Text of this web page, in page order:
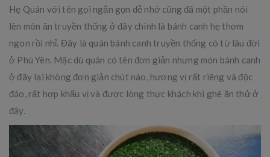
Hẹ Quán với tên gọi ngắn gọn dễ nhớ cũng đã một phần nói
lên món ăn truyền thống ở đây chính là bánh canh hẹ thơm
ngon rồi nhỉ. Đây là quán bánh canh truyền thống có từ lâu đời
ở Phú Yên. Mặc dù quán có tên đơn giản nhưng món bánh canh
ở đây lại không đơn giản chút nào, hương vị rất riêng và độc
đáo, rất hợp khẩu vị và được lòng thực khách khi ghé ăn thử ở
đây.